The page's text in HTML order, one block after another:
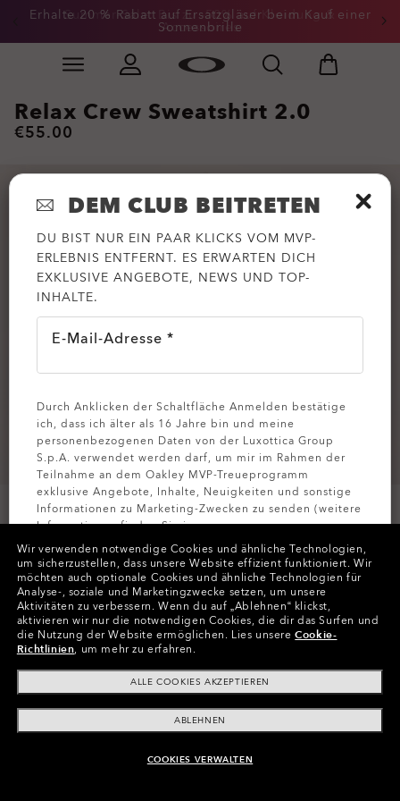
Skip to
Summer-Sale: Bis zu -50% auf Kleidung &
Accessoires
Erhalte 20 % Rabatt auf Ersatzgläser beim Kauf einer
Sonnenbrille
Slide 3 of 3. Erhalte 20 % Rabatt auf Ersatzgläser
ZUM WARENKORB HINZUFÜGEN
Relax Crew Sweatshirt 2.0
€55.00
Farben (4) Blackout
Größe
L
Wir verwenden notwendige Cookies und ähnliche Technologien,
um sicherzustellen, dass unsere Website effizient funktioniert. Wir
möchten auch optionale Cookies und ähnliche Technologien für
Analyse-, soziale und Marketingzwecke setzen, um unsere
Aktivitäten zu verbessern. Wenn du auf „Ablehnen“ klickst,
aktivieren wir nur die notwendigen Cookies, die dir das Surfen und
die Nutzung der Website ermöglichen. Lies unsereCookie-
Richtlinien, um mehr zu erfahren.
ALLE COOKIES AKZEPTIEREN
ABLEHNEN
COOKIES VERWALTEN
DEM CLUB BEITRETEN
DU BIST NUR EIN PAAR KLICKS VOM MVP-
ERLEBNIS ENTFERNT. ES ERWARTEN DICH
EXKLUSIVE ANGEBOTE, NEWS UND TOP-
INHALTE.
E-Mail-Adresse *
Durch Anklicken der Schaltfläche Anmelden bestätige
ich, dass ich älter als 16 Jahre bin und meine
personenbezogenen Daten von der Luxottica Group
S.p.A. verwendet werden darf, um mir im Rahmen der
Teilnahme an dem Oakley MVP-Treueprogramm
exklusive Angebote, Inhalte, Neuigkeiten und sonstige
Informationen zu Marketing-Zwecken zu senden (weitere
Informationen finden Sie in unserer
Datenschutzbestimmungen ).
MELDEN SIE